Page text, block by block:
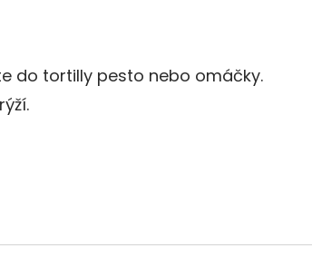
do tortilly pesto nebo omáčky.